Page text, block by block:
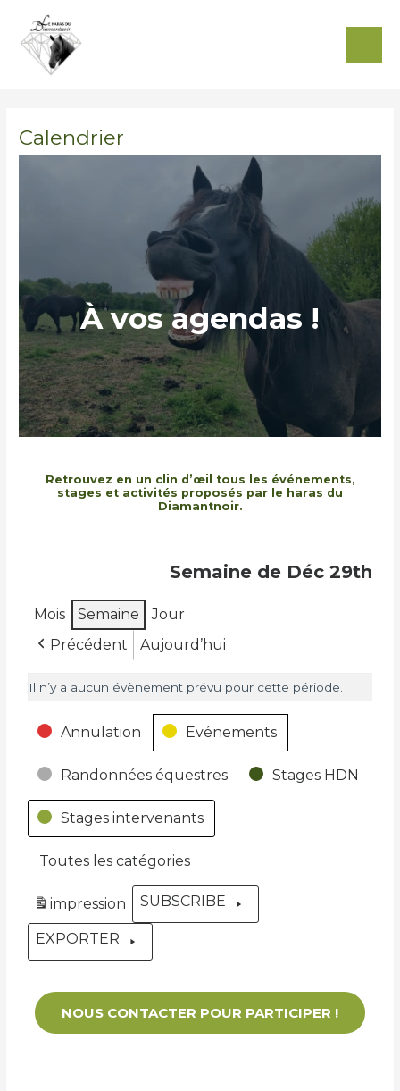
contenu
Calendrier
À vos agendas !
Retrouvez en un clin d’œil tous les événements,
stages et activités proposés par le haras du
Diamantnoir.
Semaine de Déc 29th
Mois Semaine
Jour
Précédent
Aujourd’hui
Il n’y a aucun évènement prévu pour cette période.
Catégories
Annulation Evénements
Randonnées équestres Stages HDN
Stages intervenants
Toutes les catégories
Vue
impression SUBSCRIBE
EXPORTER
NOUS CONTACTER POUR PARTICIPER !